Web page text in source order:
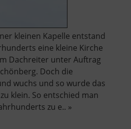
kleinen Kapelle entstand
eine kleine Kirche
Dachreiter unter Auftrag
Doch die
wuchs und so wurde das
klein. So entschied man
zu e.. »